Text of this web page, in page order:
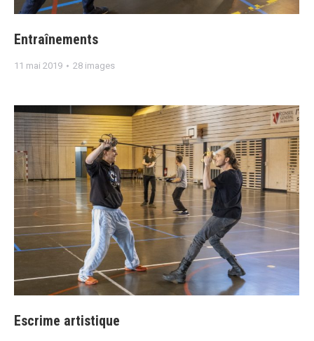
Entraînements
11 mai 2019 28 images
Escrime artistique